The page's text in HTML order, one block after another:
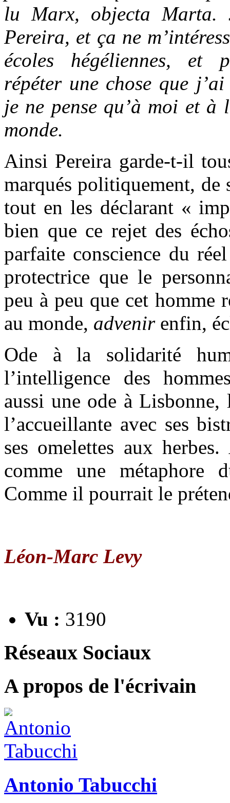
lu Marx, objecta
Pereira, et ça ne
écoles hégéliennes, et
répéter une chose que
je ne pense qu’à moi et à
monde.
Ainsi Pereira garde-t-il
marqués politiquement, de
tout en les déclarant «
bien que ce rejet des
parfaite conscience du
protectrice que le
peu à peu que cet homme
au monde, advenirenfin,
Ode à la solidarité
l’intelligence des
aussi une ode à Lisbonne,
l’accueillante avec ses
ses omelettes aux
comme une métaphore
Comme il pourrait le
Léon-Marc Levy
Vu : 3190
Réseaux Sociaux
A propos de l'écrivain
Antonio Tabucchi